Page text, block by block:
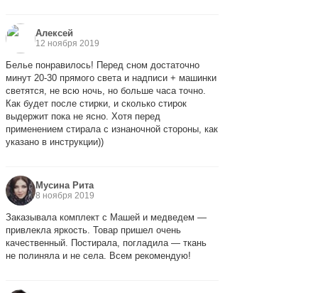
Алексей
12 ноября 2019
Белье понравилось! Перед сном достаточно
минут 20-30 прямого света и надписи + машинки
светятся, не всю ночь, но больше часа точно.
Как будет после стирки, и сколько стирок
выдержит пока не ясно. Хотя перед
применением стирала с изнаночной стороны, как
указано в инструкции))
Мусина Рита
8 ноября 2019
Заказывала комплект с Машей и медведем —
привлекла яркость. Товар пришел очень
качественный. Постирала, погладила — ткань
не полиняла и не села. Всем рекомендую!